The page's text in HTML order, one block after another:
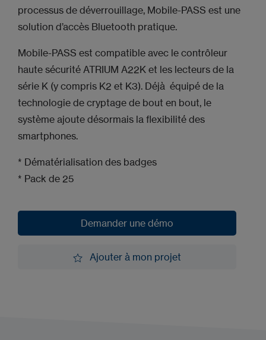
processus de déverrouillage, Mobile-PASS est une
solution d’accès Bluetooth pratique.
Mobile-PASS est compatible avec le contrôleur
haute sécurité ATRIUM A22K et les lecteurs de la
série K (y compris K2 et K3). Déjà équipé de la
technologie de cryptage de bout en bout, le
système ajoute désormais la flexibilité des
smartphones.
* Dématérialisation des badges
* Pack de 25
Demander une démo
Ajouter à mon projet